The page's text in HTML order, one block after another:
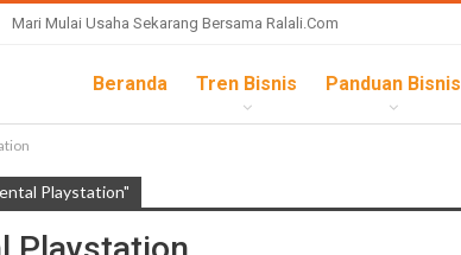
Mari Mulai Usaha Sekarang Bersama Ralali.com
Beranda Tren Bisnis Panduan Bisnis
Playstation"